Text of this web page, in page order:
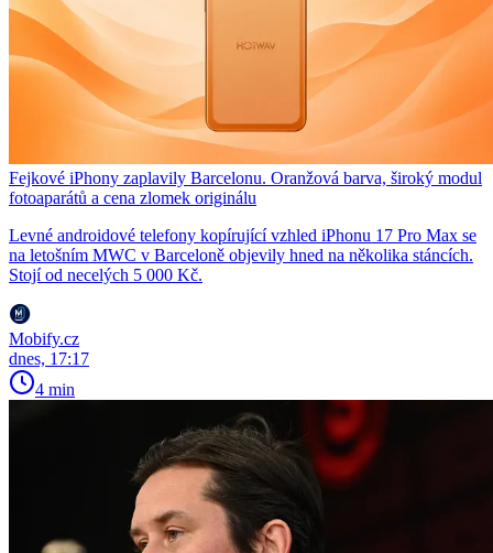
Fejkové iPhony zaplavily Barcelonu. Oranžová barva, široký modul
fotoaparátů a cena zlomek originálu
Levné androidové telefony kopírující vzhled iPhonu 17 Pro Max se
na letošním MWC v Barceloně objevily hned na několika stáncích.
Stojí od necelých 5 000 Kč.
Mobify.cz
dnes, 17:17
4 min